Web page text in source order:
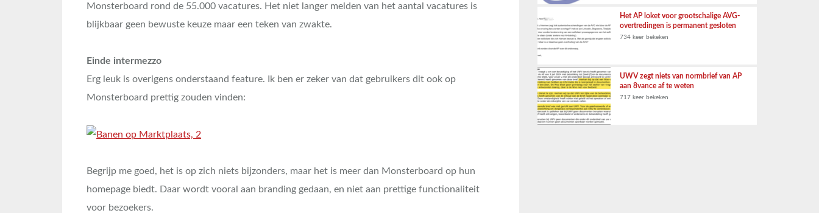
Monsterboard rond de 55.000 vacatures. Het niet langer melden van het aantal vacatures is
blijkbaar geen bewuste keuze maar een teken van zwakte.
Einde intermezzo
Erg leuk is overigens onderstaand feature. Ik ben er zeker van dat gebruikers dit ook op
Monsterboard prettig zouden vinden:
Begrijp me goed, het is op zich niets bijzonders, maar het is meer dan Monsterboard op hun
homepage biedt. Daar wordt vooral aan branding gedaan, en niet aan prettige functionaliteit
voor bezoekers.
Het AP loket voor grootschalige AVG-
overtredingen is permanent gesloten
734 keer bekeken
UWV zegt niets van normbrief van AP
aan 8vance af te weten
717 keer bekeken